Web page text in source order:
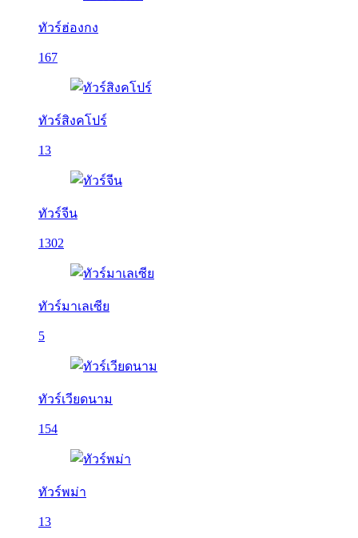
ทัวร์ฮ่องกง
167
ทัวร์สิงคโปร์
13
ทัวร์จีน
1302
ทัวร์มาเลเซีย
5
ทัวร์เวียดนาม
154
ทัวร์พม่า
13